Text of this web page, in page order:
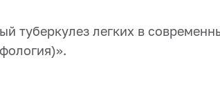
туберкулез легких в